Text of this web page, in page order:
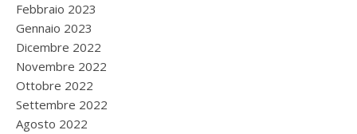
Febbraio 2023
Gennaio 2023
Dicembre 2022
Novembre 2022
Ottobre 2022
Settembre 2022
Agosto 2022